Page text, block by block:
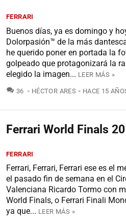
FERRARI
Buenos días, ya es domingo y
Dolorpasión™ de la más
he querido poner en portada la
golpeado que protagonizará la
elegido la imagen... LEER MÁS »
36 COMENTARIOS
HÉCTOR ARES HACE 15
Ferrari World Finals
FERRARI
Ferrari, Ferrari, Ferrari ese es el
el pasado fin de semana en el
Valenciana Ricardo Tormo con
World Finals, o Ferrari Finali
ya que... LEER MÁS »